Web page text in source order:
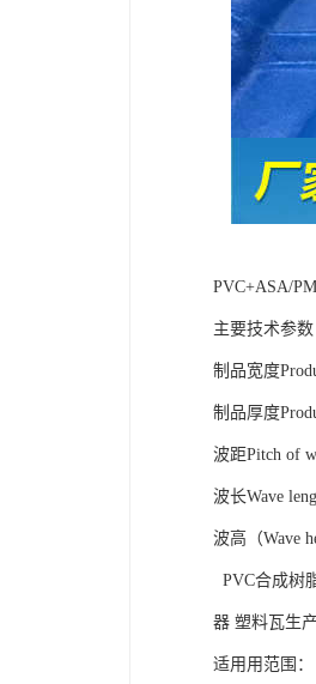
PVC+ASA/
主要技术参数
制品宽度
制品厚度
波距Pitch of
波长Wave
波高（Wave
PVC合成树
器 塑料瓦生
适用用范围：